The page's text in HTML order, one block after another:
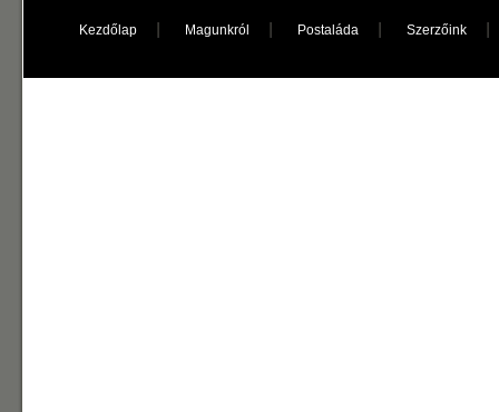
Kezdőlap Magunkról Postaláda Szerzőink